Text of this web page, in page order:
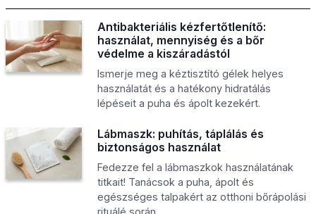
Antibakteriális kézfertőtlenítő:
használat, mennyiség és a bőr
védelme a kiszáradástól
Ismerje meg a kéztisztító gélek helyes
használatát és a hatékony hidratálás
lépéseit a puha és ápolt kezekért.
Lábmaszk: puhítás, táplálás és
biztonságos használat
Fedezze fel a lábmaszkok használatának
titkait! Tanácsok a puha, ápolt és
egészséges talpakért az otthoni bőrápolási
rituálé során.